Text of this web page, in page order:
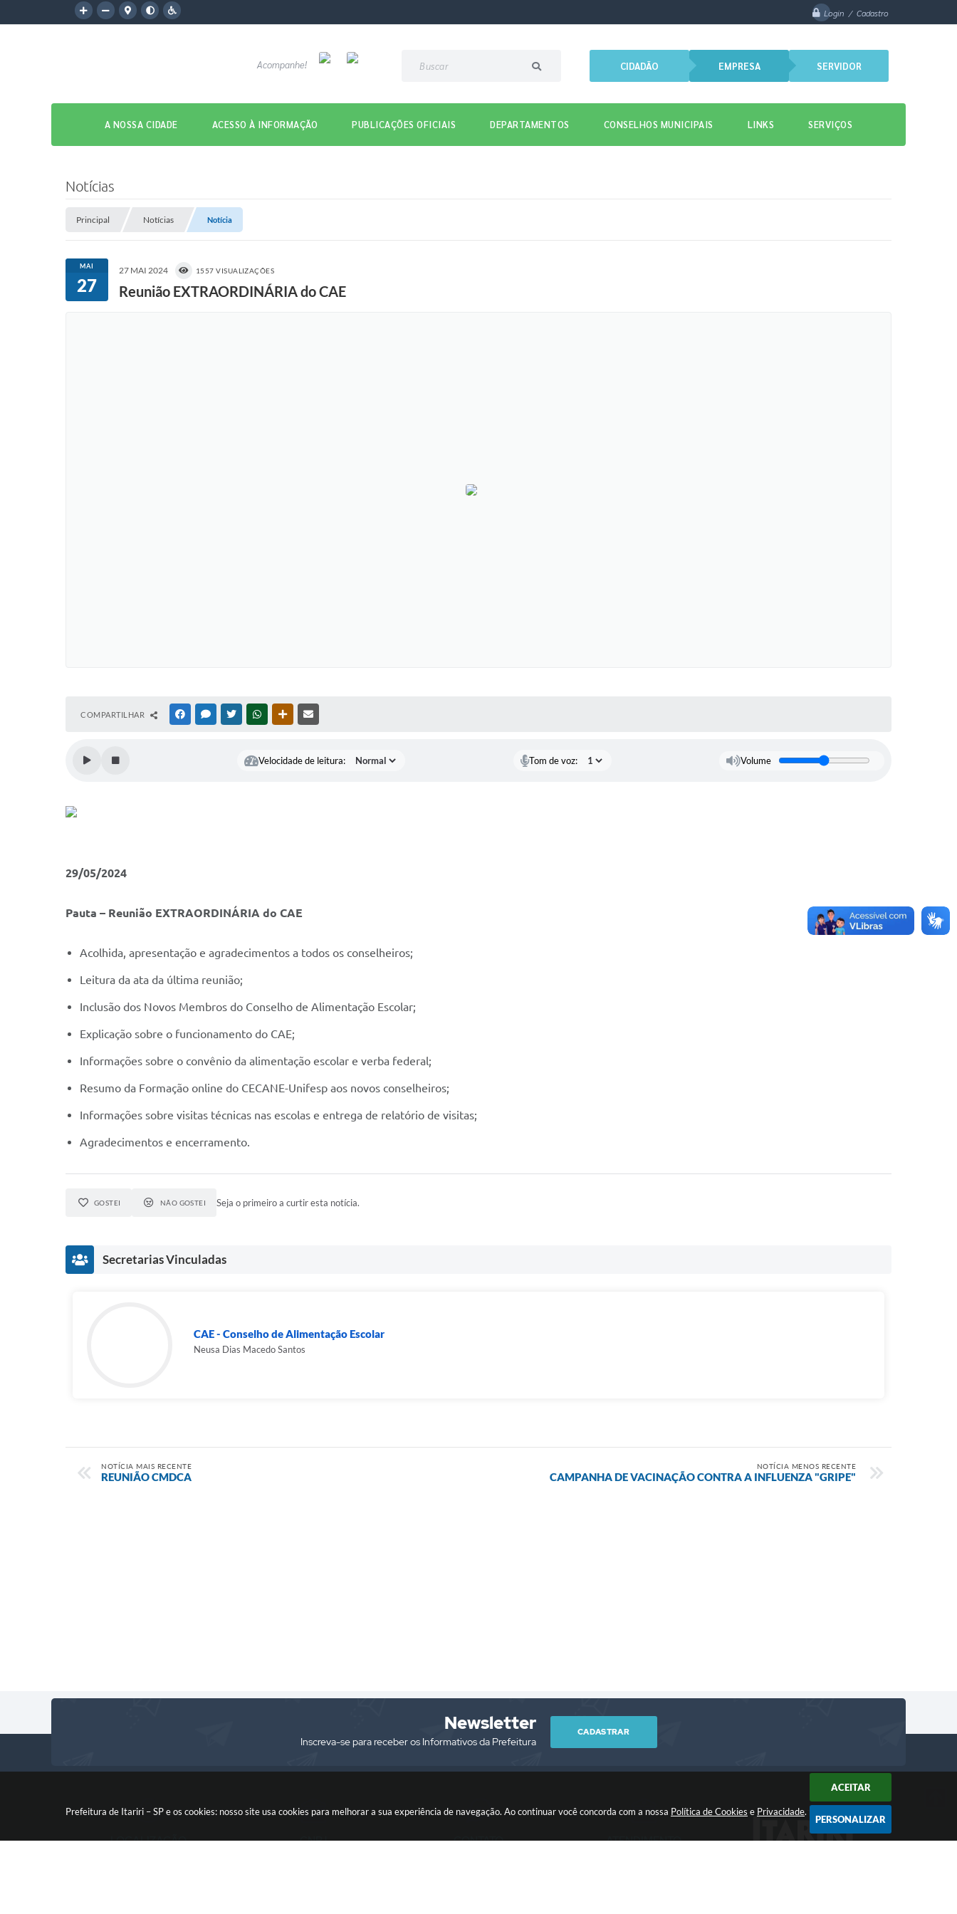
Prefeitura de Itariri – SP e os cookies: nosso site usa cookies para melhorar a sua experiência de navegação. Ao continuar você concorda com a nossa Política de Cookies e Privacidade.
ACEITAR
PERSONALIZAR
Login / Cadastro
CIDADÃO EMPRESA SERVIDOR
Acompanhe!
A NOSSA CIDADE ACESSO À INFORMAÇÃO PUBLICAÇÕES OFICIAIS DEPARTAMENTOS CONSELHOS MUNICIPAIS LINKS SERVIÇOS
Notícias
Principal Notícias Notícia
MAI
27
27 MAI 2024 1557 VISUALIZAÇÕES
Reunião EXTRAORDINÁRIA do CAE
COMPARTILHAR FACEBOOKMESSENGER
TWITTERWHATSAPPOUTRAS MÍDIAS
Velocidade de leitura: Tom de voz: Volume
29/05/2024
Pauta – Reunião EXTRAORDINÁRIA do CAE
Acolhida, apresentação e agradecimentos a todos os conselheiros;
Leitura da ata da última reunião;
Inclusão dos Novos Membros do Conselho de Alimentação Escolar;
Explicação sobre o funcionamento do CAE;
Informações sobre o convênio da alimentação escolar e verba federal;
Resumo da Formação online do CECANE-Unifesp aos novos conselheiros;
Informações sobre visitas técnicas nas escolas e entrega de relatório de visitas;
Agradecimentos e encerramento.
GOSTEI NÃO GOSTEI Seja o primeiro a curtir esta notícia.
Secretarias Vinculadas
CAE - Conselho de Alimentação Escolar
Neusa Dias Macedo Santos
NOTÍCIA MAIS RECENTE
REUNIÃO CMDCA
NOTÍCIA MENOS RECENTE
CAMPANHA DE VACINAÇÃO CONTRA A INFLUENZA "GRIPE"
Newsletter
Inscreva-se para receber os Informativos da Prefeitura
CADASTRAR
LOCALIZAÇÃO CNPJ CONTATO ATENDIMENTO